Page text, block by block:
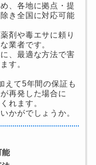
、各地に拠点・提
き全国に対応可能
剤や毒エサに頼り
業者です。
、最適な方法で害
す。
えて5年間の保証も
再発した場合に
れます。
かがでしょうか。
能